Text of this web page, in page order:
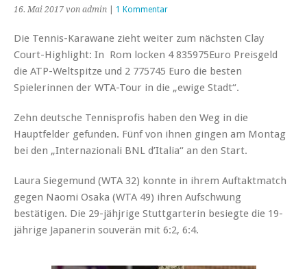
16. Mai 2017 von admin 1 Kommentar
Die Tennis-Karawane zieht weiter zum nächsten Clay
Court-Highlight: In Rom locken 4 835975Euro Preisgeld
die ATP-Weltspitze und 2 775745 Euro die besten
Spielerinnen der WTA-Tour in die „ewige Stadt“.
Zehn deutsche Tennisprofis haben den Weg in die
Hauptfelder gefunden. Fünf von ihnen gingen am Montag
bei den „Internazionali BNL d’Italia“ an den Start.
Laura Siegemund (WTA 32) konnte in ihrem Auftaktmatch
gegen Naomi Osaka (WTA 49) ihren Aufschwung
bestätigen. Die 29-jähjrige Stuttgarterin besiegte die 19-
jährige Japanerin souverän mit 6:2, 6:4.